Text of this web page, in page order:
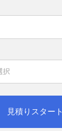
見積りスタート